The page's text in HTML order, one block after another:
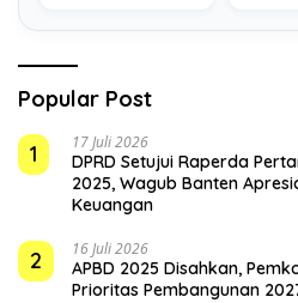
Popular Post
1
17 Juli 2026
DPRD Setujui Raperda
2025, Wagub Banten
Keuangan
2 16 Juli 2026
APBD 2025 Disahkan,
Prioritas Pembangunan